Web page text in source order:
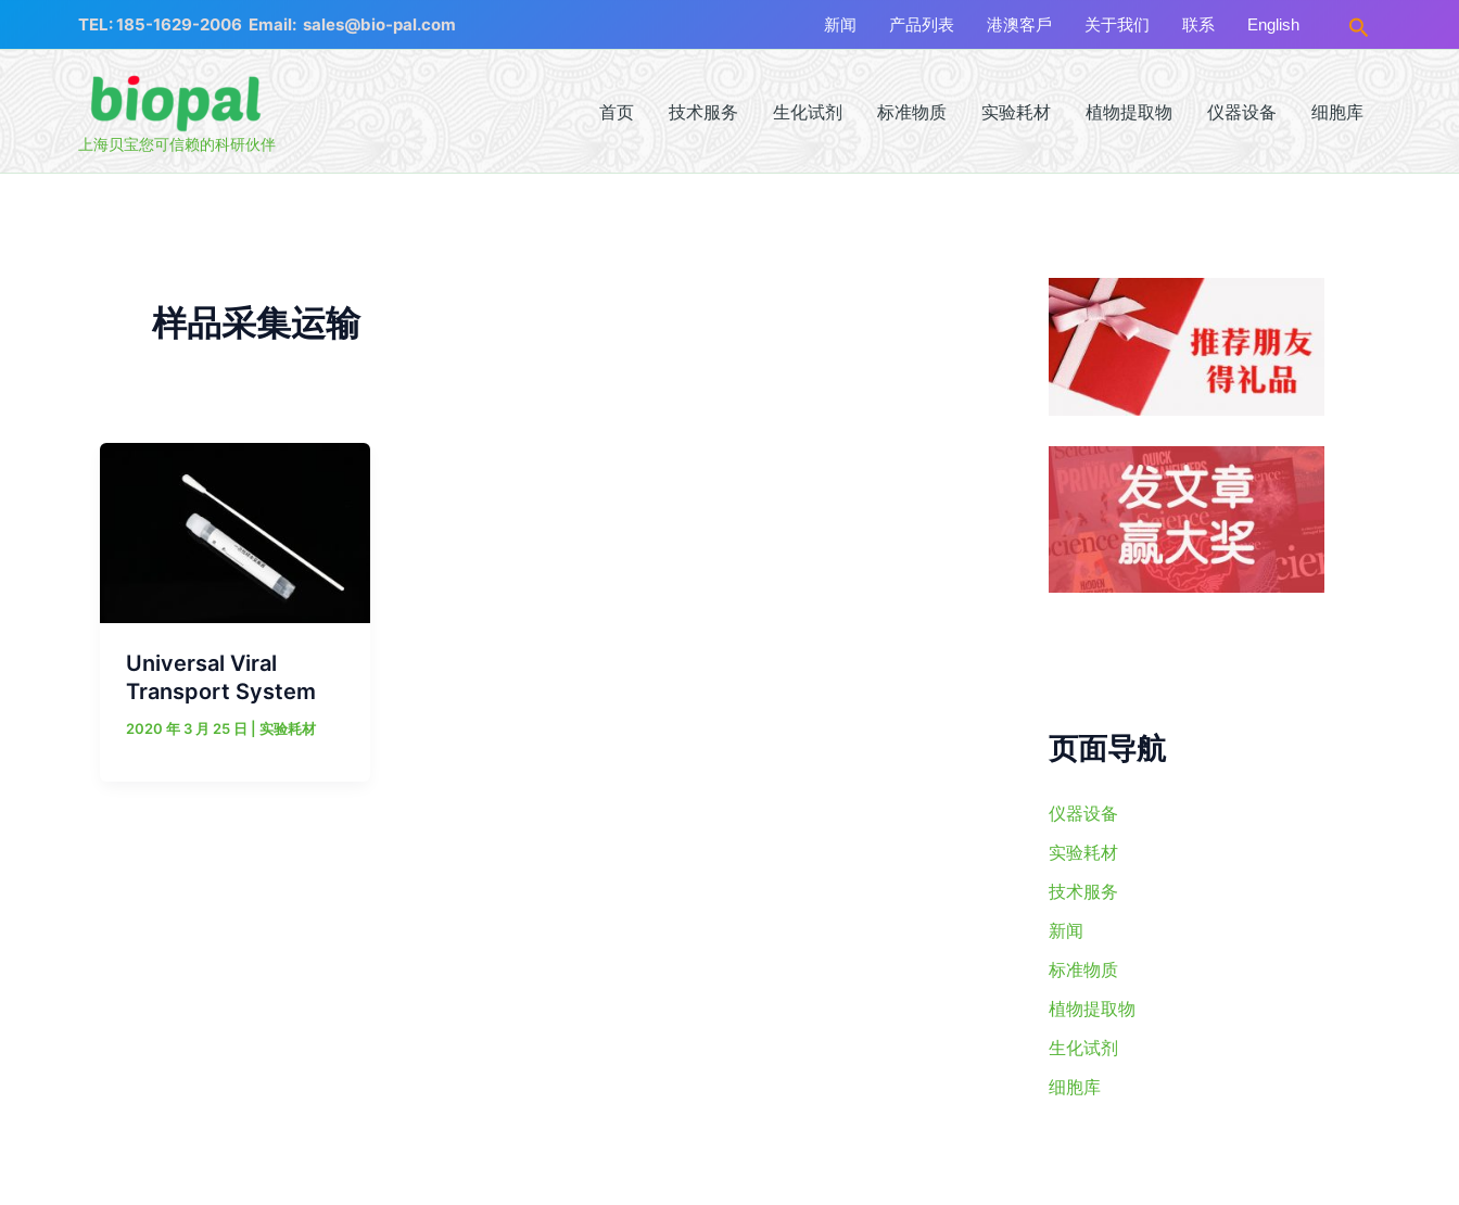
TEL:185-1629-2006 Email: sales@bio-pal.com 新闻 产品列表 港澳客戶 关于我们 联系 English
搜
索
上海贝宝您可信赖的科研伙伴
首页 技术服务 生化试剂 标准物质 实验耗材 植物提取物 仪器设备 细胞库
样品采集运输
Universal Viral
Transport System
2020 年 3 月 25 日 实验耗材
页面导航
仪器设备
实验耗材
技术服务
新闻
标准物质
植物提取物
生化试剂
细胞库